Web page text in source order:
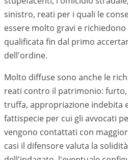
sinistro, reati per i quali le
essere molto gravi e
qualificata fin dal primo
dell'ordine.
Molto diffuse sono anche le
reati contro il patrimonio:
truffa, appropriazione indebita
fattispecie per cui gli avvocati
vengono contattati con
casi il difensore valuta la